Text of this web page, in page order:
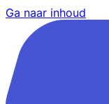
Ga naar inhoud